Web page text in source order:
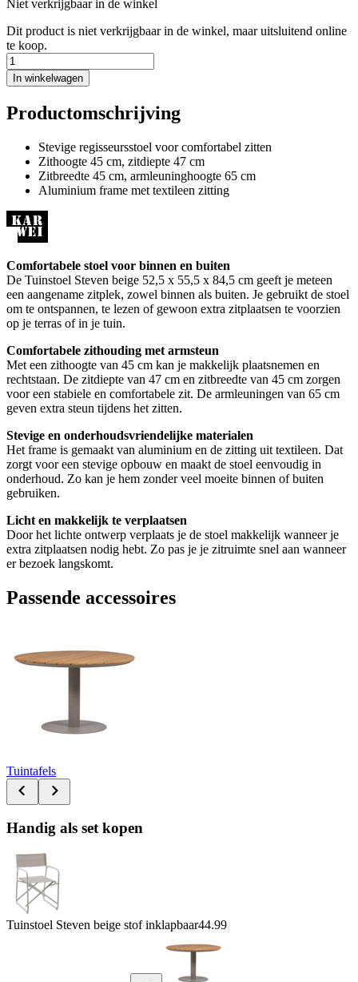
Niet verkrijgbaar in de winkel
Dit product is niet verkrijgbaar in de winkel, maar uitsluitend online
te koop.
In winkelwagen
Productomschrijving
Stevige regisseursstoel voor comfortabel zitten
Zithoogte 45 cm, zitdiepte 47 cm
Zitbreedte 45 cm, armleuninghoogte 65 cm
Aluminium frame met textileen zitting
Comfortabele stoel voor binnen en buiten
De Tuinstoel Steven beige 52,5 x 55,5 x 84,5 cm geeft je meteen
een aangename zitplek, zowel binnen als buiten. Je gebruikt de stoel
om te ontspannen, te lezen of gewoon extra zitplaatsen te voorzien
op je terras of in je tuin.
Comfortabele zithouding met armsteun
Met een zithoogte van 45 cm kan je makkelijk plaatsnemen en
rechtstaan. De zitdiepte van 47 cm en zitbreedte van 45 cm zorgen
voor een stabiele en comfortabele zit. De armleuningen van 65 cm
geven extra steun tijdens het zitten.
Stevige en onderhoudsvriendelijke materialen
Het frame is gemaakt van aluminium en de zitting uit textileen. Dat
zorgt voor een stevige opbouw en maakt de stoel eenvoudig in
onderhoud. Zo kan je hem zonder veel moeite binnen of buiten
gebruiken.
Licht en makkelijk te verplaatsen
Door het lichte ontwerp verplaats je de stoel makkelijk wanneer je
extra zitplaatsen nodig hebt. Zo pas je je zitruimte snel aan wanneer
er bezoek langskomt.
Passende accessoires
Tuintafels
Handig als set kopen
Tuinstoel Steven beige stof inklapbaar44.99